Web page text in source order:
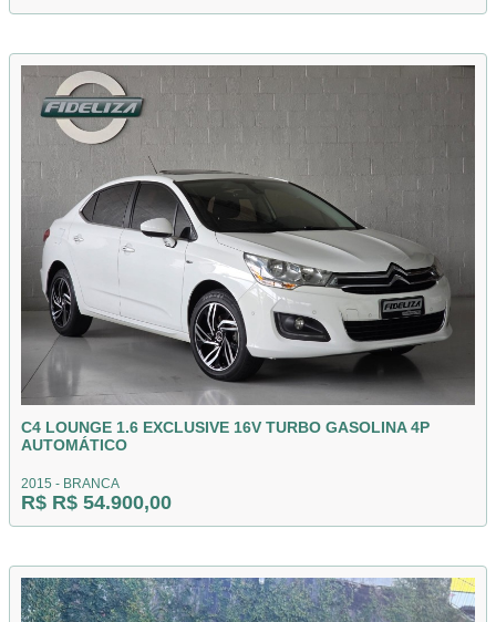
C4 LOUNGE 1.6 EXCLUSIVE 16V TURBO GASOLINA 4P
AUTOMÁTICO
2015 - BRANCA
R$ R$ 54.900,00